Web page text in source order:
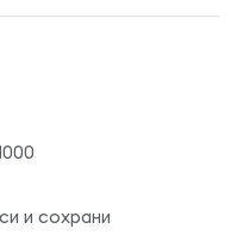
и сохрани